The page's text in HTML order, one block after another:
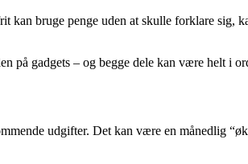
kan bruge penge uden at skulle forklare sig,
på gadgets – og begge dele kan være helt i
udgifter. Det kan være en månedlig